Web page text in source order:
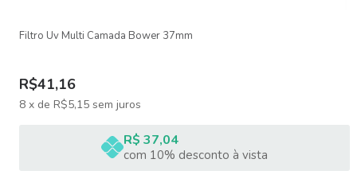
Filtro Uv Multi Camada Bower 37mm
R$41,16
8 x de R$5,15 sem juros
R$ 37,04
com 10% desconto à vista